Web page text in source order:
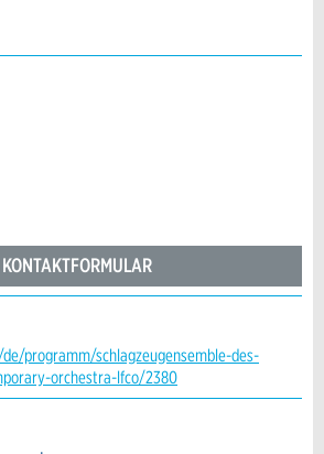
wird eine Kopie der E-
KONTAKTFORMULAR
für die Kontaktpersonen dieser
programm/schlagzeugensemble-des-
orchestra-lfco/2380